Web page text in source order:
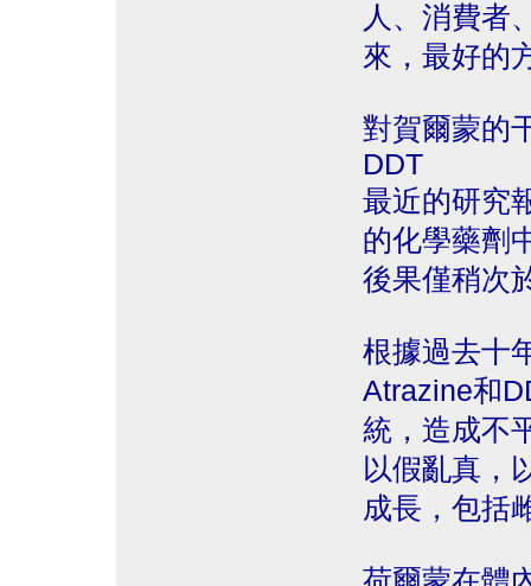
人、消費者
來，最好的
對賀爾蒙的
DDT
最近的研究
的化學藥劑
後果僅稍次
根據過去十
Atrazine和
統，造成不
以假亂真，
成長，包括